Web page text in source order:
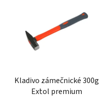
Kladivo zámečnické 300g
Extol premium